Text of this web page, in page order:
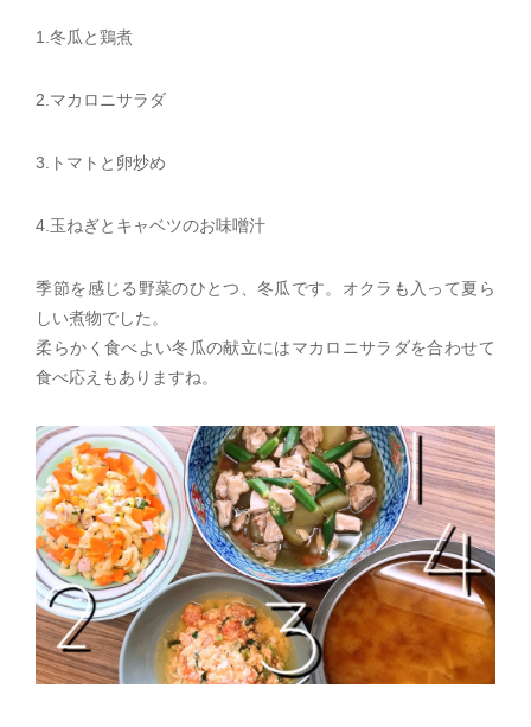
1.冬瓜と鶏煮
2.マカロニサラダ
3.トマトと卵炒め
4.玉ねぎとキャベツのお味噌汁
季節を感じる野菜のひとつ、冬瓜です。オクラも入って夏ら
しい煮物でした。
柔らかく食べよい冬瓜の献立にはマカロニサラダを合わせて
食べ応えもありますね。